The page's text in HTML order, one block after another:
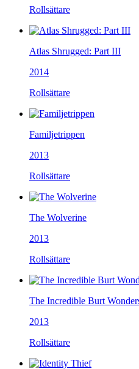
Rollsättare
Atlas Shrugged: Part III
2014
Rollsättare
Familjetrippen
2013
Rollsättare
The Wolverine
2013
Rollsättare
The Incredible Burt
2013
Rollsättare